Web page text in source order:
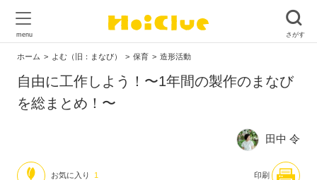
ホーム よむ（旧：まなび） 保育 造形活動
自由に工作しよう！〜1年間の製作のまなび
を総まとめ！〜
田中 令
お気に入り 1 印刷